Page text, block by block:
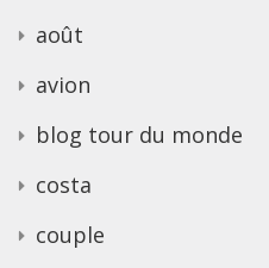
août
avion
blog tour du monde
costa
couple